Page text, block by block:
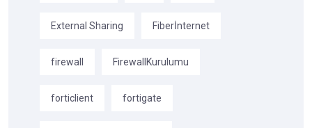
External Sharing Fiberİnternet
firewall FirewallKurulumu
forticlient fortigate